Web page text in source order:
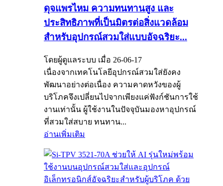
ดุจแพรไหม ความทนทานสูง และ
ประสิทธิภาพที่เป็นมิตรต่อสิ่งแวดล้อม
สำหรับอุปกรณ์สวมใส่แบบอัจฉริยะ...
โดยผู้ดูแลระบบ เมื่อ 26-06-17
เนื่องจากเทคโนโลยีอุปกรณ์สวมใส่ยังคง
พัฒนาอย่างต่อเนื่อง ความคาดหวังของผู้
บริโภคจึงเปลี่ยนไปจากเพียงแค่ฟังก์ชันการใช้
งานเท่านั้น ผู้ใช้งานในปัจจุบันมองหาอุปกรณ์
ที่สวมใส่สบาย ทนทาน...
อ่านเพิ่มเติม